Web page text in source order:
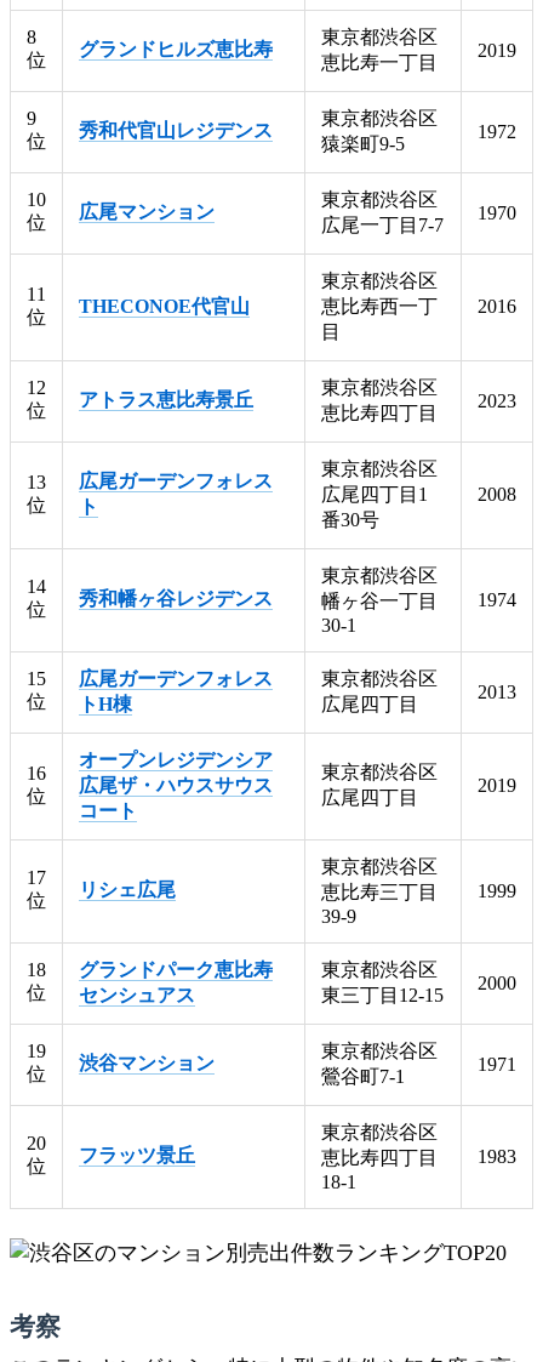
8
位
グランドヒルズ恵比寿
東京都渋谷区
恵比寿一丁目
2019
9
位
秀和代官山レジデンス
東京都渋谷区
猿楽町9-5
1972
10
位
広尾マンション
東京都渋谷区
広尾一丁目7-7
1970
11
位
THECONOE代官山
東京都渋谷区
恵比寿西一丁
目
2016
12
位
アトラス恵比寿景丘
東京都渋谷区
恵比寿四丁目
2023
13
位
広尾ガーデンフォレス
ト
東京都渋谷区
広尾四丁目1
番30号
2008
14
位
秀和幡ヶ谷レジデンス
東京都渋谷区
幡ヶ谷一丁目
30-1
1974
15
位
広尾ガーデンフォレス
トH棟
東京都渋谷区
広尾四丁目
2013
16
位
オープンレジデンシア
広尾ザ・ハウスサウス
コート
東京都渋谷区
広尾四丁目
2019
17
位
リシェ広尾
東京都渋谷区
恵比寿三丁目
39-9
1999
18
位
グランドパーク恵比寿
センシュアス
東京都渋谷区
東三丁目12-15
2000
19
位
渋谷マンション
東京都渋谷区
鶯谷町7-1
1971
20
位
フラッツ景丘
東京都渋谷区
恵比寿四丁目
18-1
1983
考察